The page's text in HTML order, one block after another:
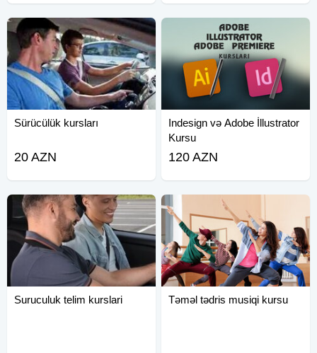
Sürücülük kursları
20 AZN
Indesign və Adobe İllustrator
Kursu
120 AZN
Suruculuk telim kurslari Təməl tədris musiqi kursu